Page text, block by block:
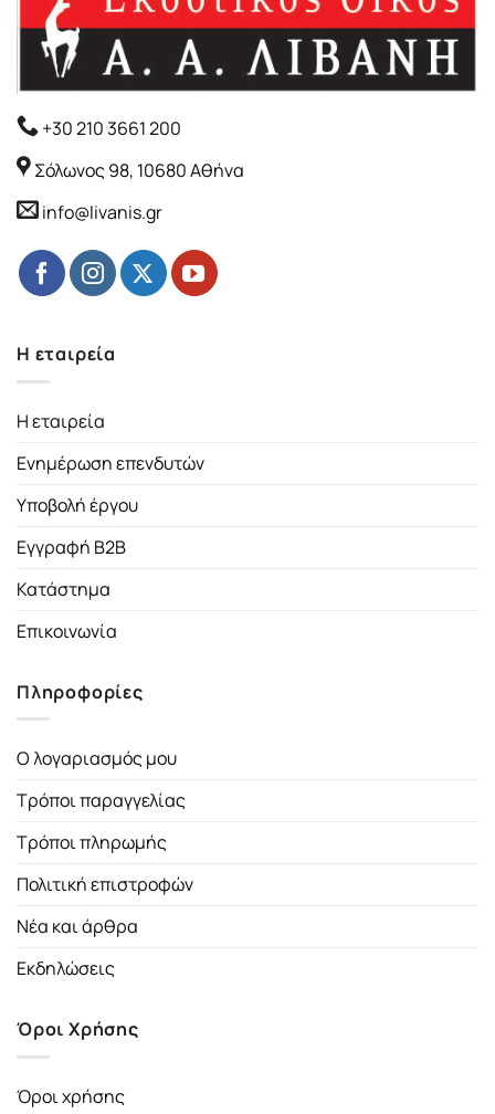
+30 210 3661 200
Σόλωνος 98, 10680 Αθήνα
info@livanis.gr
Η εταιρεία
Η εταιρεία
Ενημέρωση επενδυτών
Υποβολή έργου
Εγγραφή B2B
Κατάστημα
Επικοινωνία
Πληροφορίες
Ο λογαριασμός μου
Τρόποι παραγγελίας
Τρόποι πληρωμής
Πολιτική επιστροφών
Νέα και άρθρα
Εκδηλώσεις
Όροι Χρήσης
Όροι χρήσης